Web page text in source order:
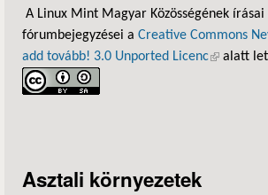
A Linux Mint Magyar Közösségének írásai
fórumbejegyzései a Creative Commons
add tovább! 3.0 Unported Licenc(külső
alatt
Asztali környezetek